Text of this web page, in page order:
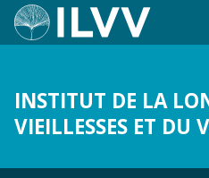
Aller
au
INSTITUT DE LA
VIEILLESSES ET DU